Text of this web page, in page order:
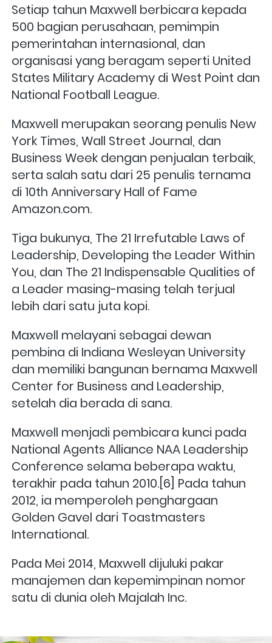
Setiap tahun Maxwell berbicara kepada
500 bagian perusahaan, pemimpin
pemerintahan internasional, dan
organisasi yang beragam seperti United
States Military Academy di West Point dan
National Football League.
Maxwell merupakan seorang penulis New
York Times, Wall Street Journal, dan
Business Week dengan penjualan terbaik,
serta salah satu dari 25 penulis ternama
di 10th Anniversary Hall of Fame
Amazon.com.
Tiga bukunya, The 21 Irrefutable Laws of
Leadership, Developing the Leader Within
You, dan The 21 Indispensable Qualities of
a Leader masing-masing telah terjual
lebih dari satu juta kopi.
Maxwell melayani sebagai dewan
pembina di Indiana Wesleyan University
dan memiliki bangunan bernama Maxwell
Center for Business and Leadership,
setelah dia berada di sana.
Maxwell menjadi pembicara kunci pada
National Agents Alliance NAA Leadership
Conference selama beberapa waktu,
terakhir pada tahun 2010.[6] Pada tahun
2012, ia memperoleh penghargaan
Golden Gavel dari Toastmasters
International.
Pada Mei 2014, Maxwell dijuluki pakar
manajemen dan kepemimpinan nomor
satu di dunia oleh Majalah Inc.